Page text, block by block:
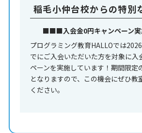
稲毛小仲台校からの特別
■■■入会金0円キャンペーン
プログラミング教育HALLOでは
でにご入会いただいた方を対象に入
ペーンを実施しています！期間限定
となりますので、この機会にぜひ教
ください。